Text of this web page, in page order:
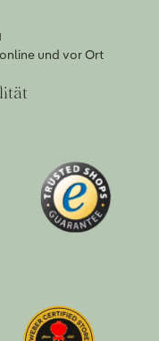
und vor Ort